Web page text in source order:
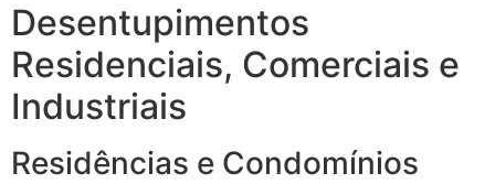
Desentupimentos
Residenciais, Comerciais e
Industriais
Residências e Condomínios